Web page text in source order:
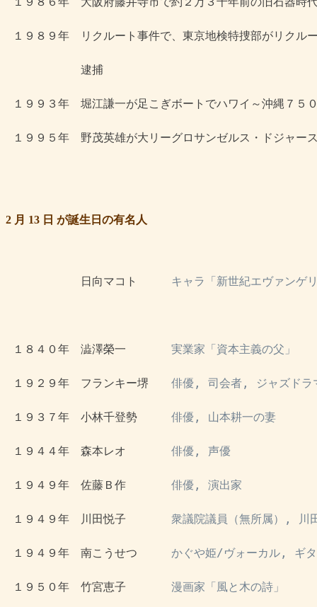
2 月 13 日 が誕生日の有名人
日向マコト キャラ「新世紀エヴァンゲ
１８４０年　澁澤榮一 実業家「資本主義の父」
１９２９年　フランキー堺 俳優, 司会者, ジャズドラ
１９３７年　小林千登勢 俳優, 山本耕一の妻
１９４４年　森本レオ 俳優, 声優
１９４９年　佐藤Ｂ作 俳優, 演出家
１９４９年　川田悦子 衆議院議員（無所属）, 川
１９４９年　南こうせつ かぐや姫/ヴォーカル, ギ
１９５０年　竹宮恵子 漫画家「風と木の詩」